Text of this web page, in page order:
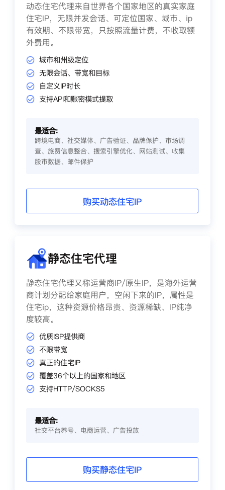
动态住宅代理来自世界各个国家地区的真实家庭
住宅IP，无限并发会话、可定位国家、城市、ip
有效期、不限带宽，只按照流量计费，不收取额
外费用。
城市和州级定位
无限会话、带宽和目标
自定义IP时长
支持API和账密模式提取
最适合:
跨境电商、社交媒体、广告验证、品牌保护、市场调
查、旅费信息整合、搜索引擎优化、网站测试、收集
股市数据、邮件保护
购买动态住宅IP
静态住宅代理
静态住宅代理又称运营商IP/原生IP，是海外运营
商计划分配给家庭用户，空闲下来的IP，属性是
住宅ip，这种资源价格昂贵、资源稀缺、IP纯净
度较高。
优质ISP提供商
不限带宽
真正的住宅IP
覆盖36个以上的国家和地区
支持HTTP/SOCKS5
最适合:
社交平台养号、电商运营、广告投放
购买静态住宅IP